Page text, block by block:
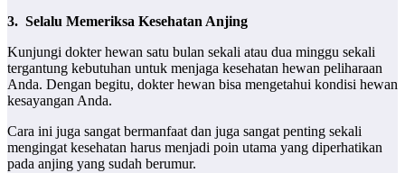
3. Selalu Memeriksa Kesehatan Anjing
Kunjungi dokter hewan satu bulan sekali atau dua minggu sekali
tergantung kebutuhan untuk menjaga kesehatan hewan peliharaan
Anda. Dengan begitu, dokter hewan bisa mengetahui kondisi hewan
kesayangan Anda.
Cara ini juga sangat bermanfaat dan juga sangat penting sekali
mengingat kesehatan harus menjadi poin utama yang diperhatikan
pada anjing yang sudah berumur.